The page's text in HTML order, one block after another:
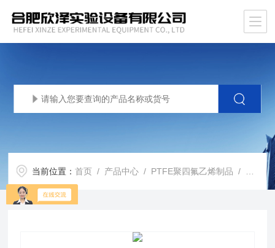
当前位置：首页 / 产品中心 / PTFE聚四氟乙烯制品 / 聚四